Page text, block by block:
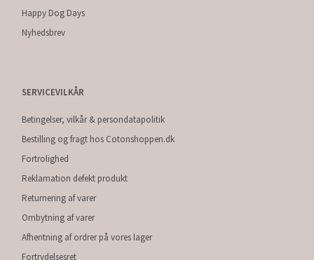
Happy Dog Days
Nyhedsbrev
SERVICEVILKÅR
Betingelser, vilkår & persondatapolitik
Bestilling og fragt hos Cotonshoppen.dk
Fortrolighed
Reklamation defekt produkt
Returnering af varer
Ombytning af varer
Afhentning af ordrer på vores lager
Fortrydelsesret